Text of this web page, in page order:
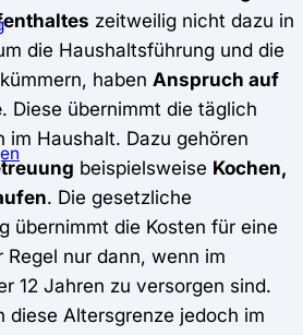
zeitweilig nicht dazu in
die Haushaltsführung und die
haben Anspruch auf
. Diese übernimmt die täglich
im Haushalt. Dazu gehören
beispielsweise Kochen,
. Die gesetzliche
übernimmt die Kosten für eine
nur dann, wenn im
12 Jahren zu versorgen sind.
diese Altersgrenze jedoch im